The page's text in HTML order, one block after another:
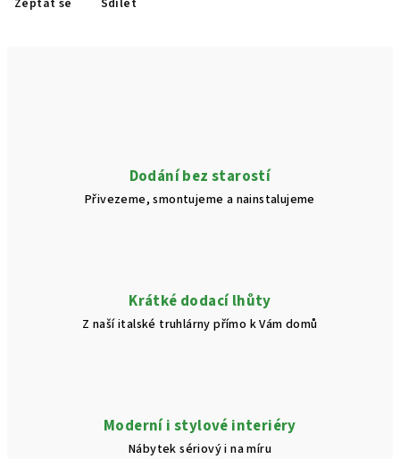
Zeptat se Sdílet
Dodání bez starostí
Přivezeme, smontujeme a nainstalujeme
Krátké dodací lhůty
Z naší italské truhlárny přímo k Vám domů
Moderní i stylové interiéry
Nábytek sériový i na míru